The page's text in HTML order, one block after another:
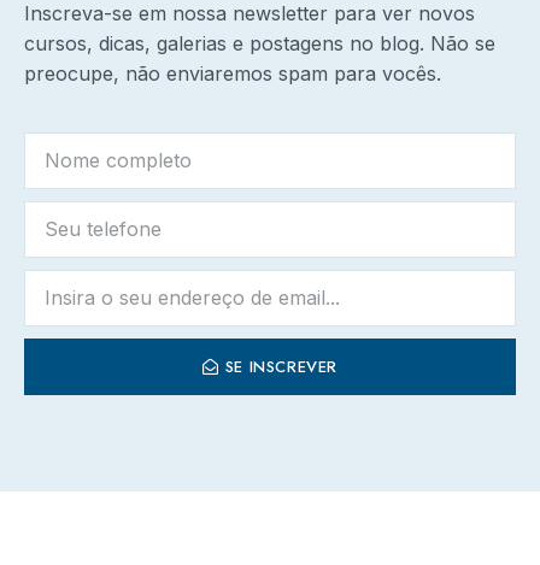
Inscreva-se em nossa newsletter para ver novos
cursos, dicas, galerias e postagens no blog. Não se
preocupe, não enviaremos spam para vocês.
SE INSCREVER